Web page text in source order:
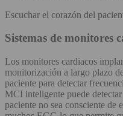
Escuchar el corazón del
Sistemas de monitores
Los monitores cardiacos
monitorización a largo plazo
paciente para detectar
MCI inteligente puede
paciente no sea consciente